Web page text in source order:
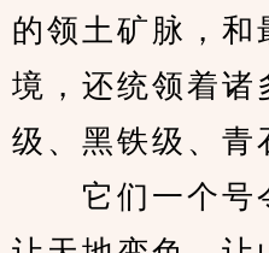
的领土矿脉，和
境，还统领着诸
级、黑铁级、青
它们一个号